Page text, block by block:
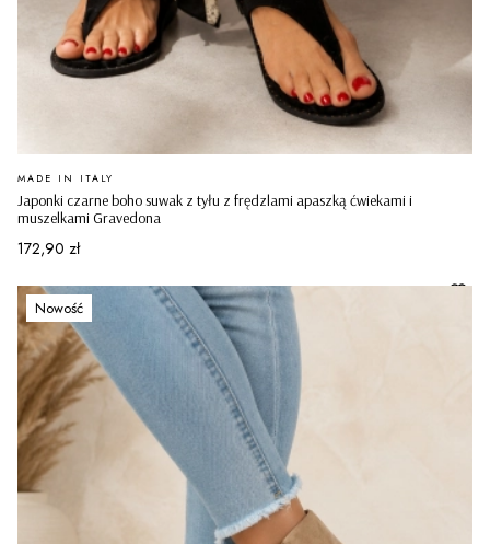
Japonki czarne boho suwak z tyłu z frędzlami apaszką ćwiekami i
muszelkami Gravedona
PRODUCENT
MADE IN ITALY
Cena
172,90 zł
Nowość